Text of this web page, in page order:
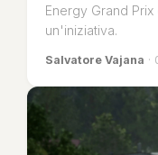
Energy Grand
un'iniziativa.
Salvatore Vajana ·